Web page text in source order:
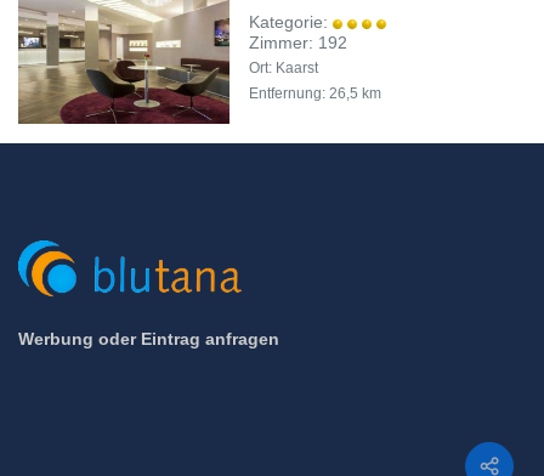
Kategorie:
Zimmer: 192
Ort: Kaarst
Entfernung: 26,5 km
Werbung oder Eintrag anfragen